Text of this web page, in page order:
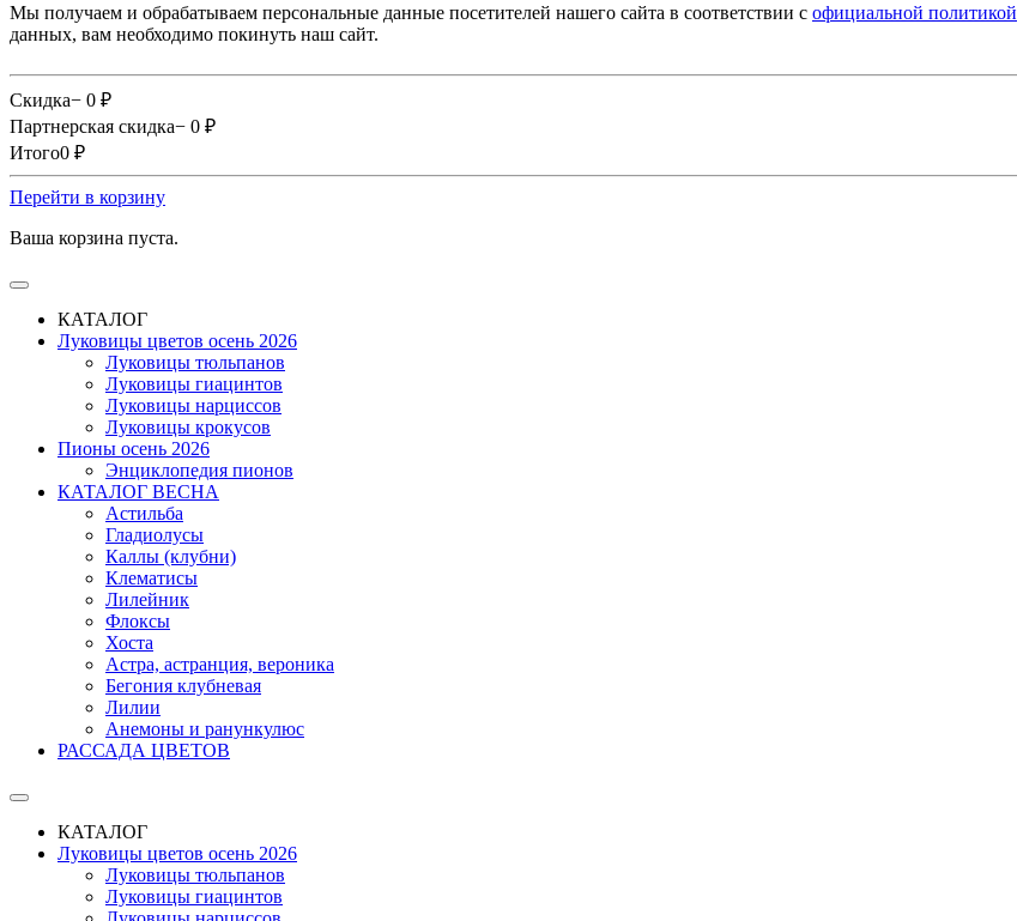
Мы получаем и обрабатываем персональные данные посетителей нашего сайта в соответствии с официальной политикой
данных, вам необходимо покинуть наш сайт.
Скидка− 0 ₽
Партнерская скидка− 0 ₽
Итого0 ₽
Перейти в корзину
Ваша корзина пуста.
КАТАЛОГ
Луковицы цветов осень 2026
Луковицы тюльпанов
Луковицы гиацинтов
Луковицы нарциссов
Луковицы крокусов
Пионы осень 2026
Энциклопедия пионов
КАТАЛОГ ВЕСНА
Астильба
Гладиолусы
Каллы (клубни)
Клематисы
Лилейник
Флоксы
Хоста
Астра, астранция, вероника
Бегония клубневая
Лилии
Анемоны и ранункулюс
РАССАДА ЦВЕТОВ
КАТАЛОГ
Луковицы цветов осень 2026
Луковицы тюльпанов
Луковицы гиацинтов